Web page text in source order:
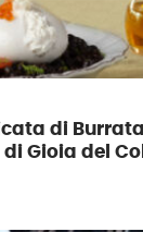
di
di Gioia del